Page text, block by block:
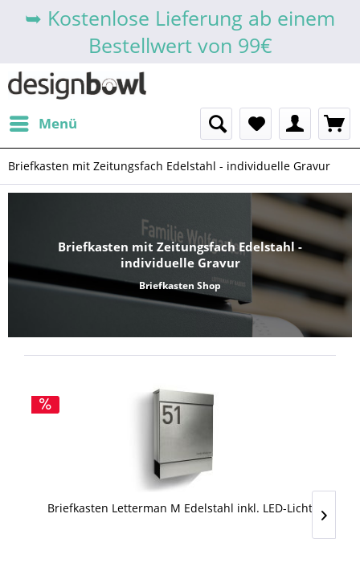
➥ Kostenlose Lieferung ab einem
Bestellwert von 99€
Menü
Briefkasten mit Zeitungsfach Edelstahl - individuelle Gravur
Briefkasten mit Zeitungsfach Edelstahl -
individuelle Gravur
Briefkasten Shop
Briefkasten Letterman M Edelstahl inkl. LED-Licht